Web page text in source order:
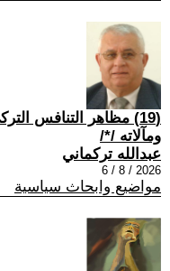
(19) مظاهر التنافس
ومآلاته /*/
عبدالله تركماني
2026 / 8 / 6
مواضيع وابحاث سياسية